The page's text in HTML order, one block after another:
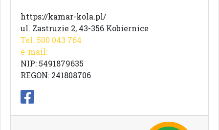
https://kamar-kola.pl/
ul. Zastruzie 2, 43-356 Kobiernice
Tel. 500 043 764
e-mail:
NIP: 5491879635
REGON: 241808706